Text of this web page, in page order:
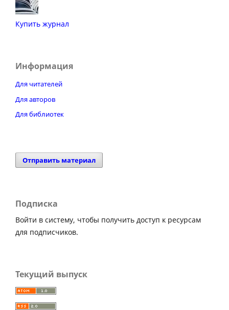
Купить журнал
Информация
Для читателей
Для авторов
Для библиотек
Отправить материал
Подписка
Войти в систему, чтобы получить доступ к ресурсам
для подписчиков.
Текущий выпуск